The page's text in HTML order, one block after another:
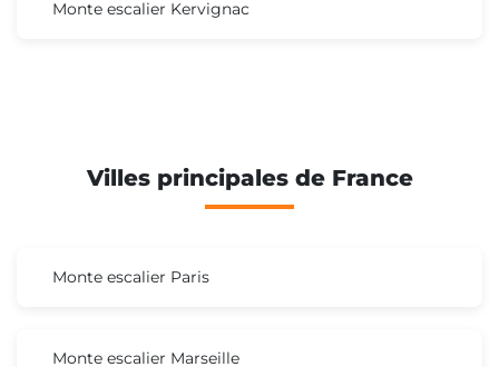
Monte escalier Kervignac
Villes principales de France
Monte escalier Paris
Monte escalier Marseille